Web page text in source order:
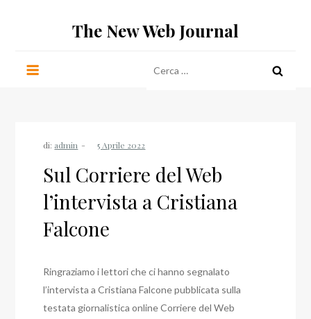
The New Web Journal
per:
di: admin
Sul Corriere del Web
l’intervista a Cristiana
Falcone
Ringraziamo i lettori che ci hanno segnalato
l’intervista a Cristiana Falcone pubblicata sulla
testata giornalistica online Corriere del Web